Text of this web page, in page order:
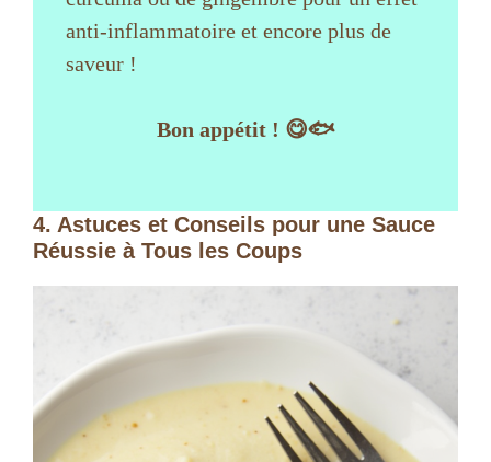
anti-inflammatoire et encore plus de
saveur !
Bon appétit ! 😋🐟
4. Astuces et Conseils pour une Sauce
Réussie à Tous les Coups